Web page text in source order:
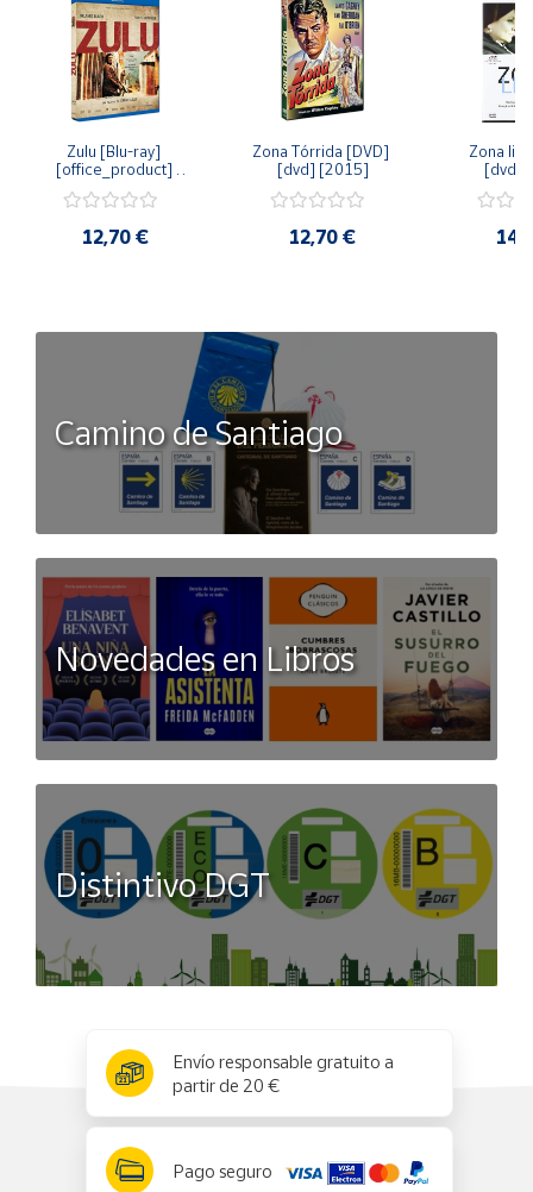
Zulu [Blu-ray]
[office_product]
12,70 €
Zona Tórrida [DVD]
[dvd] [2015]
12,70 €
Zona
[dvd]
Camino de Santiago
Novedades en Libros
Distintivo DGT
Envío responsable gratuito a
partir de 20 €
Pago seguro